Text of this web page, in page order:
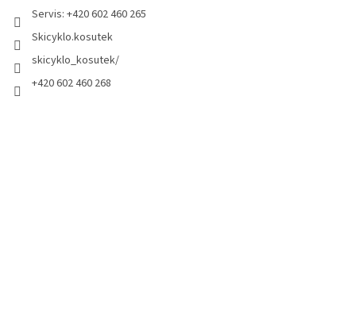
Servis: +420 602 460 265
Skicyklo.kosutek
skicyklo_kosutek/
+420 602 460 268